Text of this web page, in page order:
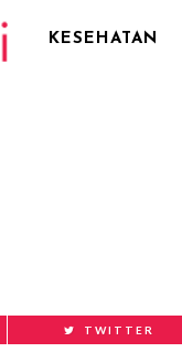
KESEHATAN
TWITTER